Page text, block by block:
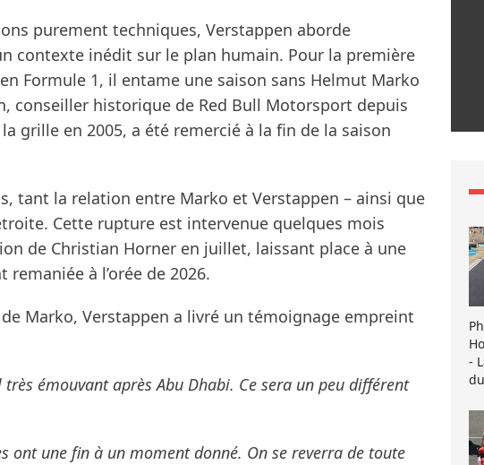
purement techniques, Verstappen aborde
contexte inédit sur le plan humain. Pour la première
Formule 1, il entame une saison sans Helmut Marko
conseiller historique de Red Bull Motorsport depuis
la grille en 2005, a été remercié à la fin de la saison
tant la relation entre Marko et Verstappen – ainsi que
Cette rupture est intervenue quelques mois
de Christian Horner en juillet, laissant place à une
à l’orée de 2026.
Marko, Verstappen a livré un témoignage empreint
très émouvant après Abu Dhabi. Ce sera un peu différent
ont une fin à un moment donné. On se reverra de toute
-